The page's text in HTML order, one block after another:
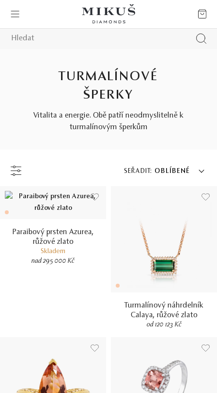
TURMALÍNOVÉ
ŠPERKY
Vitalita a energie. Obě patří neodmyslitelně k
turmalínovým šperkům
SEŘADIT: OBLÍBENÉ
Paraibový prsten Azurea,
růžové zlato
Skladem
nad 295 000 Kč
Turmalínový náhrdelník
Calaya, růžové zlato
od 120 123 Kč